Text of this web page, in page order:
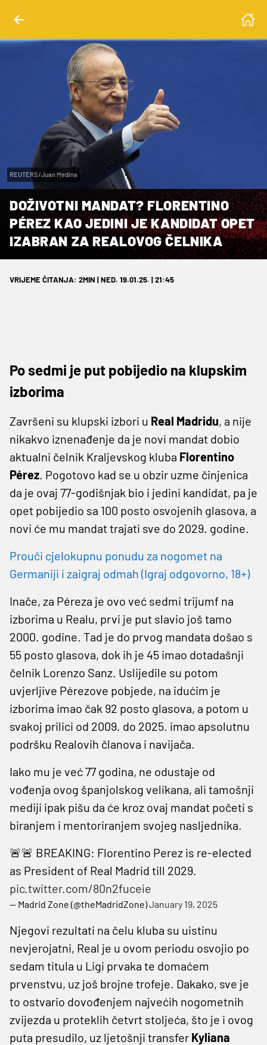
REUTERS/Juan Medina
DOŽIVOTNI MANDAT? FLORENTINO
PÉREZ KAO JEDINI JE KANDIDAT OPET
IZABRAN ZA REALOVOG ČELNIKA
VRIJEME ČITANJA: 2MIN | NED. 19.01.25. | 21:45
Po sedmi je put pobijedio na klupskim
izborima
Završeni su klupski izbori u Real Madridu, a nije
nikakvo iznenađenje da je novi mandat dobio
aktualni čelnik Kraljevskog kluba Florentino
Pérez. Pogotovo kad se u obzir uzme činjenica
da je ovaj 77-godišnjak bio i jedini kandidat, pa je
opet pobijedio sa 100 posto osvojenih glasova, a
novi će mu mandat trajati sve do 2029. godine.
Prouči cjelokupnu ponudu za nogomet na
Germaniji i zaigraj odmah (Igraj odgovorno, 18+)
Inače, za Péreza je ovo već sedmi trijumf na
izborima u Realu, prvi je put slavio još tamo
2000. godine. Tad je do prvog mandata došao s
55 posto glasova, dok ih je 45 imao dotadašnji
čelnik Lorenzo Sanz. Uslijedile su potom
uvjerljive Pérezove pobjede, na idućim je
izborima imao čak 92 posto glasova, a potom u
svakoj prilici od 2009. do 2025. imao apsolutnu
podršku Realovih članova i navijača.
Iako mu je već 77 godina, ne odustaje od
vođenja ovog španjolskog velikana, ali tamošnji
mediji ipak pišu da će kroz ovaj mandat početi s
biranjem i mentoriranjem svojeg nasljednika.
🚨🚨 BREAKING: Florentino Perez is re-elected
as President of Real Madrid till 2029.
pic.twitter.com/80n2fuceie
— Madrid Zone (@theMadridZone)January 19, 2025
Njegovi rezultati na čelu kluba su uistinu
nevjerojatni, Real je u ovom periodu osvojio po
sedam titula u Ligi prvaka te domaćem
prvenstvu, uz još brojne trofeje. Dakako, sve je
to ostvario dovođenjem najvećih nogometnih
zvijezda u proteklih četvrt stoljeća, što je i ovog
puta presudilo, uz ljetošnji transfer Kyliana